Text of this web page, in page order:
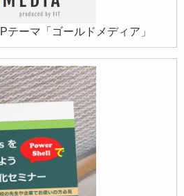
テーマ「ゴールドメディア」